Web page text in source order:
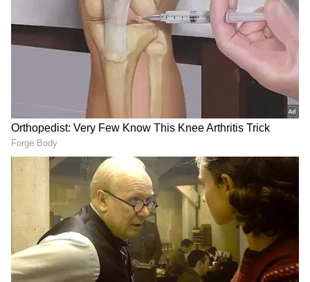
DOWNLOAD APP